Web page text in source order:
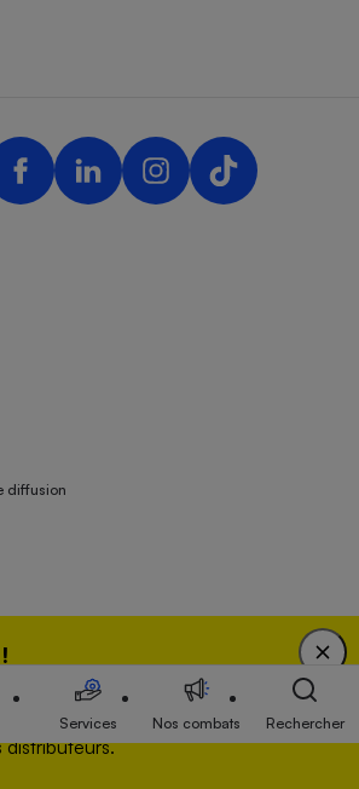
unique tout en soutenant
% indépendante de l'Etat, des
diffusion
l’État, des syndicats, des producteurs et des
Services Nos combats Rechercher